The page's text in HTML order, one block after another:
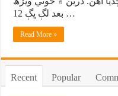
بعد لڳ ڀڳ 12 …
Read More »
Recent Popular